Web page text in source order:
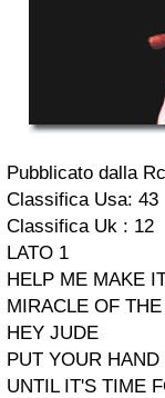
Pubblicato dalla
Classifica Usa: 43
Classifica Uk : 12
LATO 1
HELP ME MAKE
MIRACLE OF
HEY JUDE
PUT YOUR
UNTIL IT'S TIME